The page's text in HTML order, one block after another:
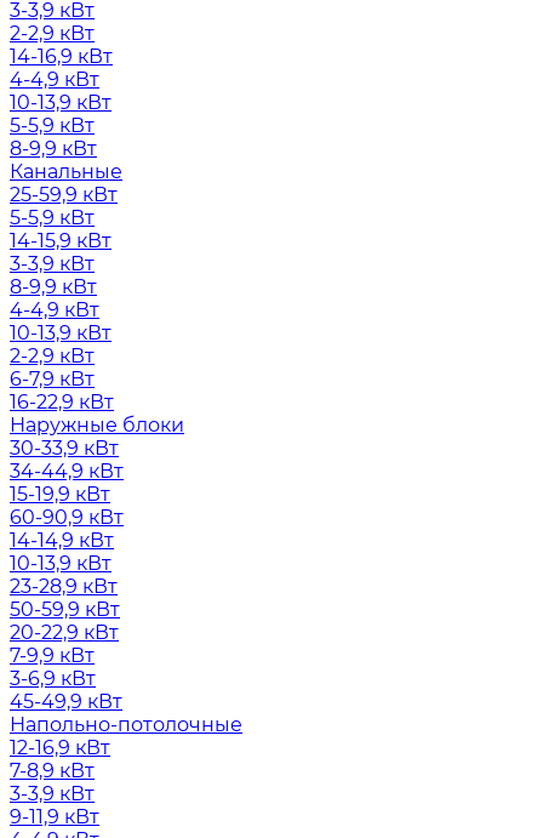
3-3,9 кВт
2-2,9 кВт
14-16,9 кВт
4-4,9 кВт
10-13,9 кВт
5-5,9 кВт
8-9,9 кВт
Канальные
25-59,9 кВт
5-5,9 кВт
14-15,9 кВт
3-3,9 кВт
8-9,9 кВт
4-4,9 кВт
10-13,9 кВт
2-2,9 кВт
6-7,9 кВт
16-22,9 кВт
Наружные блоки
30-33,9 кВт
34-44,9 кВт
15-19,9 кВт
60-90,9 кВт
14-14,9 кВт
10-13,9 кВт
23-28,9 кВт
50-59,9 кВт
20-22,9 кВт
7-9,9 кВт
3-6,9 кВт
45-49,9 кВт
Напольно-потолочные
12-16,9 кВт
7-8,9 кВт
3-3,9 кВт
9-11,9 кВт